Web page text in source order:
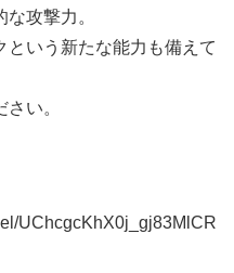
攻撃力。
という新たな能力も備えて
い。
UChcgcKhX0j_gj83MlCR